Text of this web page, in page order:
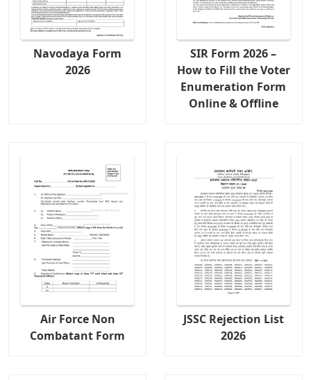
Navodaya Form
2026
SIR Form 2026 –
How to Fill the Voter
Enumeration Form
Online & Offline
Air Force Non
Combatant Form
JSSC Rejection List
2026